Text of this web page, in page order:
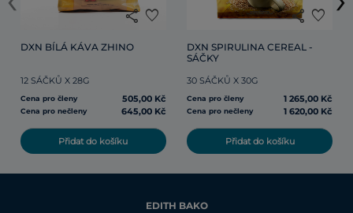
share favorite
DXN BÍLÁ KÁVA ZHINO
12 SÁČKŮ X 28G
Cena pro členy 505,00 Kč
Cena pro nečleny 645,00 Kč
Přidat do košíku
share favorite
DXN SPIRULINA CEREAL -
SÁČKY
30 SÁČKŮ X 30G
Cena pro členy 1 265,00 Kč
Cena pro nečleny 1 620,00 Kč
Přidat do košíku
EDITH BAKO